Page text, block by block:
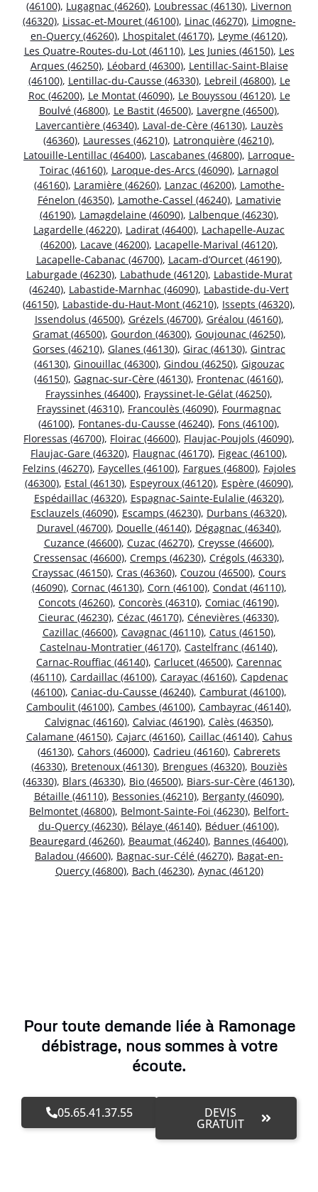
(46100), Lugagnac (46260), Loubressac (46130), Livernon
(46320), Lissac-et-Mouret (46100), Linac (46270), Limogne-
en-Quercy (46260), Lhospitalet (46170), Leyme (46120),
Les Quatre-Routes-du-Lot (46110), Les Junies (46150), Les
Arques (46250), Léobard (46300), Lentillac-Saint-Blaise
(46100), Lentillac-du-Causse (46330), Lebreil (46800), Le
Roc (46200), Le Montat (46090), Le Bouyssou (46120), Le
Boulvé (46800), Le Bastit (46500), Lavergne (46500),
Lavercantière (46340), Laval-de-Cère (46130), Lauzès
(46360), Lauresses (46210), Latronquière (46210),
Latouille-Lentillac (46400), Lascabanes (46800), Larroque-
Toirac (46160), Laroque-des-Arcs (46090), Larnagol
(46160), Laramière (46260), Lanzac (46200), Lamothe-
Fénelon (46350), Lamothe-Cassel (46240), Lamativie
(46190), Lamagdelaine (46090), Lalbenque (46230),
Lagardelle (46220), Ladirat (46400), Lachapelle-Auzac
(46200), Lacave (46200), Lacapelle-Marival (46120),
Lacapelle-Cabanac (46700), Lacam-d’Ourcet (46190),
Laburgade (46230), Labathude (46120), Labastide-Murat
(46240), Labastide-Marnhac (46090), Labastide-du-Vert
(46150), Labastide-du-Haut-Mont (46210), Issepts (46320),
Issendolus (46500), Grézels (46700), Gréalou (46160),
Gramat (46500), Gourdon (46300), Goujounac (46250),
Gorses (46210), Glanes (46130), Girac (46130), Gintrac
(46130), Ginouillac (46300), Gindou (46250), Gigouzac
(46150), Gagnac-sur-Cère (46130), Frontenac (46160),
Frayssinhes (46400), Frayssinet-le-Gélat (46250),
Frayssinet (46310), Francoulès (46090), Fourmagnac
(46100), Fontanes-du-Causse (46240), Fons (46100),
Floressas (46700), Floirac (46600), Flaujac-Poujols (46090),
Flaujac-Gare (46320), Flaugnac (46170), Figeac (46100),
Felzins (46270), Faycelles (46100), Fargues (46800), Fajoles
(46300), Estal (46130), Espeyroux (46120), Espère (46090),
Espédaillac (46320), Espagnac-Sainte-Eulalie (46320),
Esclauzels (46090), Escamps (46230), Durbans (46320),
Duravel (46700), Douelle (46140), Dégagnac (46340),
Cuzance (46600), Cuzac (46270), Creysse (46600),
Cressensac (46600), Cremps (46230), Crégols (46330),
Crayssac (46150), Cras (46360), Couzou (46500), Cours
(46090), Cornac (46130), Corn (46100), Condat (46110),
Concots (46260), Concorès (46310), Comiac (46190),
Cieurac (46230), Cézac (46170), Cénevières (46330),
Cazillac (46600), Cavagnac (46110), Catus (46150),
Castelnau-Montratier (46170), Castelfranc (46140),
Carnac-Rouffiac (46140), Carlucet (46500), Carennac
(46110), Cardaillac (46100), Carayac (46160), Capdenac
(46100), Caniac-du-Causse (46240), Camburat (46100),
Camboulit (46100), Cambes (46100), Cambayrac (46140),
Calvignac (46160), Calviac (46190), Calès (46350),
Calamane (46150), Cajarc (46160), Caillac (46140), Cahus
(46130), Cahors (46000), Cadrieu (46160), Cabrerets
(46330), Bretenoux (46130), Brengues (46320), Bouziès
(46330), Blars (46330), Bio (46500), Biars-sur-Cère (46130),
Bétaille (46110), Bessonies (46210), Berganty (46090),
Belmontet (46800), Belmont-Sainte-Foi (46230), Belfort-
du-Quercy (46230), Bélaye (46140), Béduer (46100),
Beauregard (46260), Beaumat (46240), Bannes (46400),
Baladou (46600), Bagnac-sur-Célé (46270), Bagat-en-
Quercy (46800), Bach (46230), Aynac (46120)
Pour toute demande liée à Ramonage
débistrage, nous sommes à votre
écoute.
05.65.41.37.55 DEVIS
GRATUIT